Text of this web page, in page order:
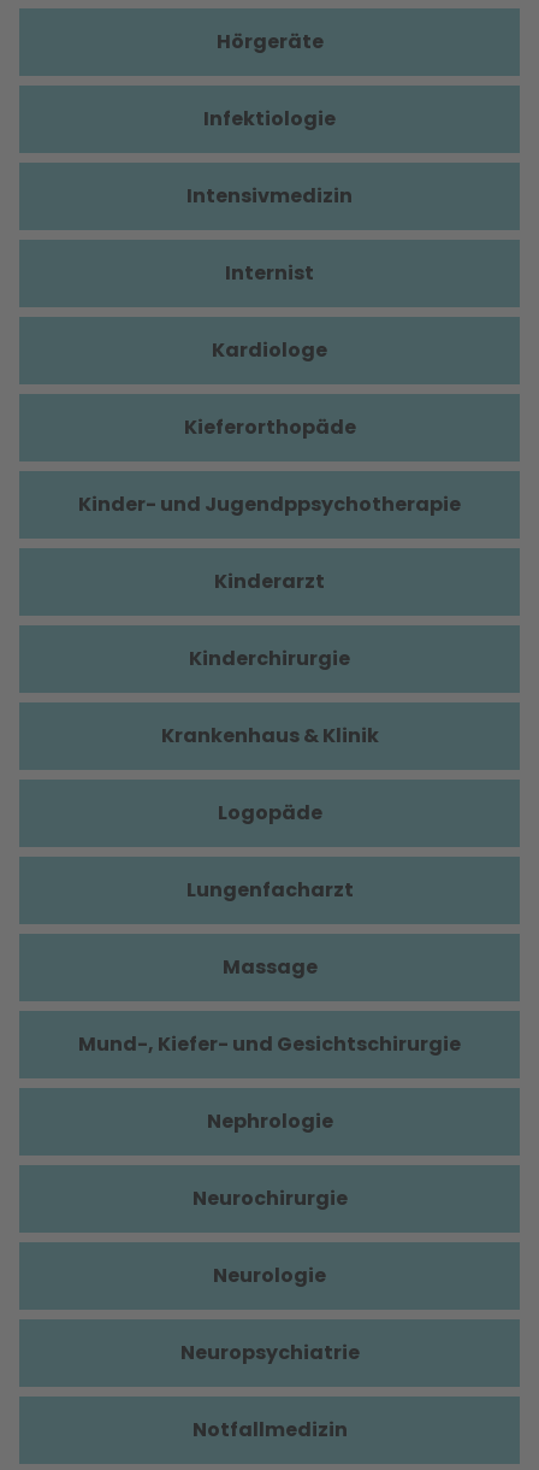
Hörgeräte
Infektiologie
Intensivmedizin
Internist
Kardiologe
Kieferorthopäde
Kinder- und Jugendppsychotherapie
Kinderarzt
Kinderchirurgie
Krankenhaus & Klinik
Logopäde
Lungenfacharzt
Massage
Mund-, Kiefer- und Gesichtschirurgie
Nephrologie
Neurochirurgie
Neurologie
Neuropsychiatrie
Notfallmedizin